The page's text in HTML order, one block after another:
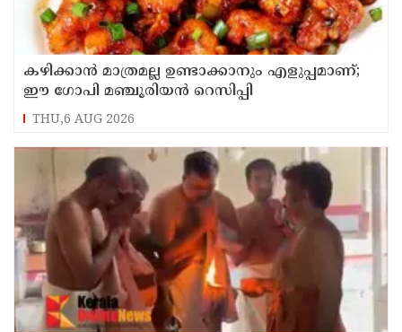
കഴിക്കാൻ മാത്രമല്ല ഉണ്ടാക്കാനും എളുപ്പമാണ്;
ഈ ഗോപി മഞ്ചൂരിയൻ റെസിപ്പി
THU,6 AUG 2026